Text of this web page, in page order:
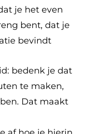
je het even
bent, dat je
bevindt
bedenk je dat
te maken,
Dat maakt